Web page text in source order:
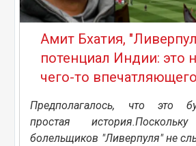
Амит Бхатия,
потенциал Индии: это
чего-то
Предполагалось, что это
простая
болельщиков "Ливерпуля" не